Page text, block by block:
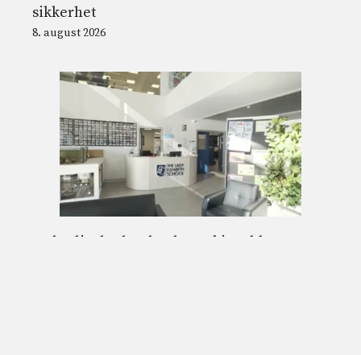
sikkerhet
8. august 2026
Lady Elizabeth School anerkjent blant